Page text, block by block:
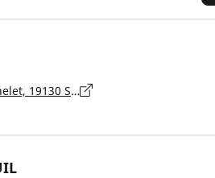
113 Avenue Edmond Michelet, 19130 SAINT AULAIRE